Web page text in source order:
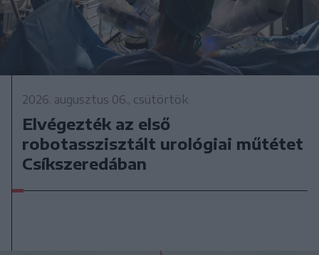
2026. augusztus 06., csütörtök
Elvégezték az első
robotasszisztált urológiai műtétet
Csíkszeredában